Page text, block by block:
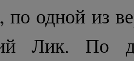
по одной из
Лик. По